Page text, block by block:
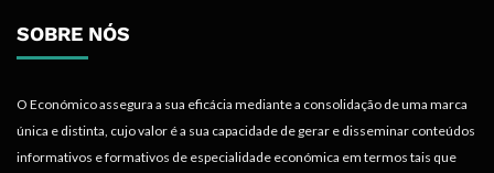
SOBRE NÓS
O Económico assegura a sua eficácia mediante a consolidação de uma marca
única e distinta, cujo valor é a sua capacidade de gerar e disseminar conteúdos
informativos e formativos de especialidade económica em termos tais que